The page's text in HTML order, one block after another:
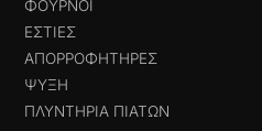
ΦΟΎΡΝΟΙ
ΕΣΤΊΕΣ
ΑΠΟΡΡΟΦΗΤΉΡΕΣ
ΨΎΞΗ
ΠΛΥΝΤΉΡΙΑ ΠΙΆΤΩΝ